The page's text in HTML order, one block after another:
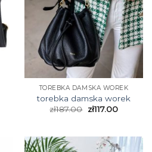
TOREBKA DAMSKA WOREK
torebka damska worek
zł187.00 zł117.00